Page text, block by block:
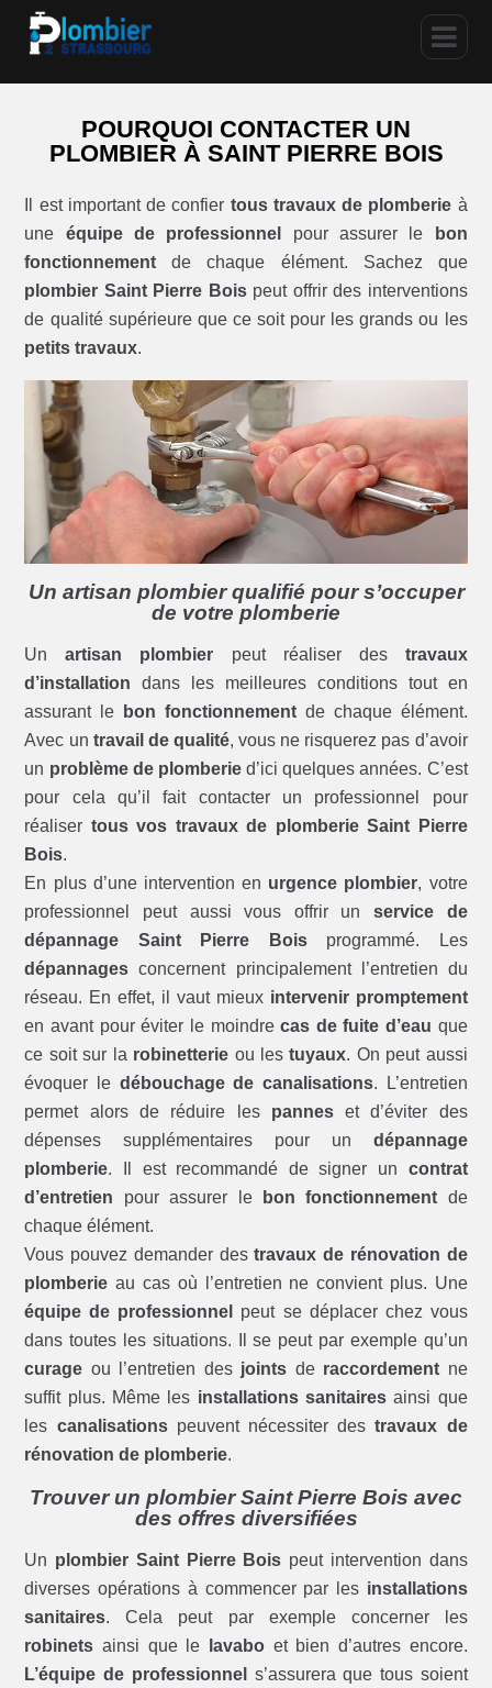
POURQUOI CONTACTER UN
PLOMBIER À SAINT PIERRE BOIS
Il est important de confier tous travaux de plomberie à
une équipe de professionnel pour assurer le
bon
fonctionnement de chaque élément. Sachez que
plombier Saint Pierre Boispeut offrir des interventions
de qualité supérieure que ce soit pour les grands ou les
petits travaux.
Un artisan plombier qualifié pour s’occuper
de votre plomberie
Unartisan plombier peut réaliser des travaux
d’installation dans les meilleures conditions tout en
assurant le
bon fonctionnement de chaque élément.
Avec un travail de qualité, vous ne risquerez pas d’avoir
un problème de plomberied’ici quelques années. C’est
pour cela qu’il fait contacter un professionnel pour
réaliser tous vos travaux de plomberie Saint Pierre
Bois.
En plus d’une intervention en urgence plombier, votre
professionnel peut aussi vous offrir un service de
dépannage Saint Pierre Boisprogrammé. Les
dépannages concernent principalement l’entretien du
réseau. En effet, il vaut mieux intervenir promptement
en avant pour éviter le moindrecas de fuite d’eau que
ce soit sur la robinetterie ou lestuyaux. On peut aussi
évoquer le débouchage de canalisations. L’entretien
permet alors de réduire les panneset d’éviter des
dépenses supplémentaires pour un dépannage
plomberie. Il est recommandé de signer un contrat
d’entretien pour assurer le bon fonctionnement de
chaque élément.
Vous pouvez demander destravaux de rénovation de
plomberie au cas où l’entretien ne convient plus. Une
équipe de professionnel
peut se déplacer chez vous
dans toutes les situations. Il se peut par exemple qu’un
curage ou l’entretien des joints de raccordement ne
suffit plus. Même les installations sanitairesainsi que
les canalisationspeuvent nécessiter destravaux de
rénovation de plomberie.
Trouver un plombier Saint Pierre Bois avec
des offres diversifiées
Un plombier Saint Pierre Bois peut intervention dans
diverses opérations à commencer par les installations
sanitaires. Cela peut par exemple concerner les
robinets ainsi que le lavabo et bien d’autres encore.
L’équipe de professionnel
s’assurera que tous soient